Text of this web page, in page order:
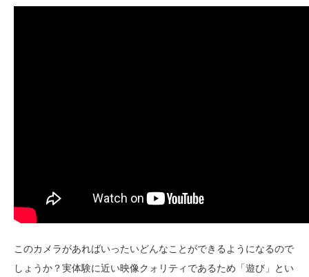
このカメラがあればいったいどんなことができるようになるので
しょうか？実体験に近い映像クォリティであるため「遊び」とい